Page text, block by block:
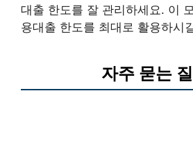
대출 한도를 잘 관리하세요. 이
용대출 한도를 최대로 활용하시
자주 묻는